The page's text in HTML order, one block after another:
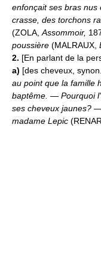
enfonçait ses bras nus
crasse, des torchons
(ZOLA, Assommoir,
poussière (MALRAUX,
2. [En parlant de la
a) [des cheveux,
au point que la famille
baptême. — Pourquoi
ses cheveux jaunes?
madame Lepic